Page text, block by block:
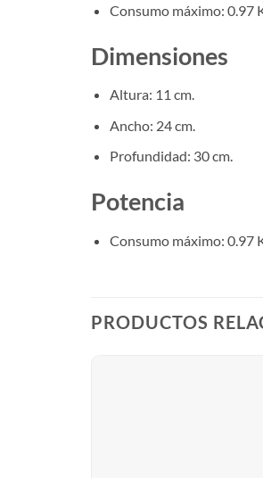
Consumo máximo: 0.97
Dimensiones
Altura: 11 cm.
Ancho: 24 cm.
Profundidad: 30 cm.
Potencia
Consumo máximo: 0.97
PRODUCTOS